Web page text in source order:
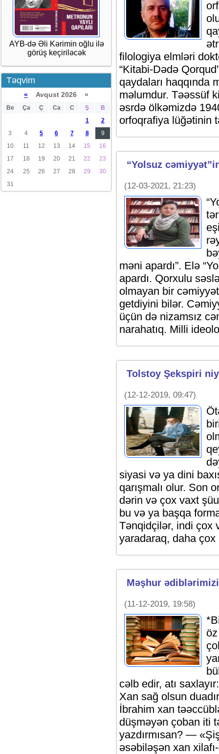
AYB-də Əli Kərimin oğlu ilə
görüş keçiriləcək
Təqvim
« Avqust 2026 »
Be Ça Ç Ca C Ş
B
1
2
3
4 5 6 7 8
9
10
11 12 13 14 15
16
17
18 19 20 21 22
23
24
25 26 27 28 29
30
31
filologiya elmləri
“Kitabi-Dədə
qaydaları haqqında
məlumdur. Təəssüf
əsrdə ölkəmizdə
orfoqrafiya lüğətinin
“Yolsuz
(12-03-2021, 21:23)
məni apardı”. Elə
apardı. Qorxulu
olmayan bir
getdiyini bilər.
üçün də nizamsız
narahatıq. Milli
Tolstoy Şekspiri
(12-12-2019, 09:47)
siyasi və ya dini
qarışmalı olur. Son
dərin və çox vaxt
bu və ya başqa
Tənqidçilər, indi çox
yaradaraq, daha çox
Məşhur
(11-12-2019, 19:58)
cəlb edir, atı
Xan sağ olsun
İbrahim xan
düşməyən çoban iti
yazdırmısan? —
əsəbiləşən xan